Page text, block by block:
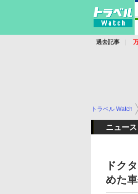
過去記事
トラベル Watch
ニュース
ドク
めた